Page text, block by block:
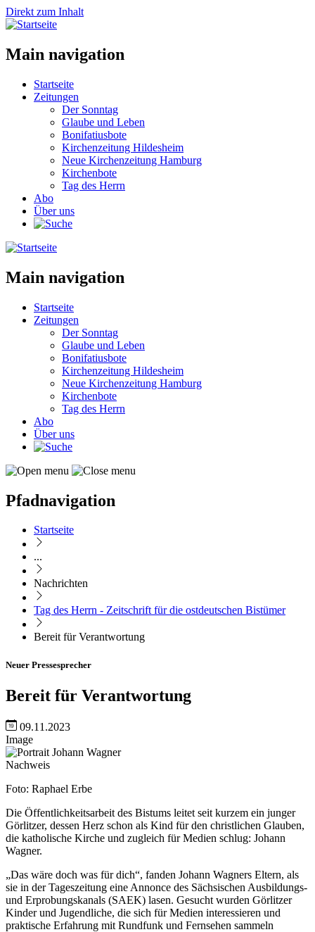
Direkt zum Inhalt
Main navigation
Startseite
Zeitungen
Der Sonntag
Glaube und Leben
Bonifatiusbote
Kirchenzeitung Hildesheim
Neue Kirchenzeitung Hamburg
Kirchenbote
Tag des Herrn
Abo
Über uns
Main navigation
Startseite
Zeitungen
Der Sonntag
Glaube und Leben
Bonifatiusbote
Kirchenzeitung Hildesheim
Neue Kirchenzeitung Hamburg
Kirchenbote
Tag des Herrn
Abo
Über uns
Pfadnavigation
Startseite
...
Nachrichten
Tag des Herrn - Zeitschrift für die ostdeutschen Bistümer
Bereit für Verantwortung
Neuer Pressesprecher
Bereit für Verantwortung
09.11.2023
Image
Nachweis
Foto: Raphael Erbe
Die Öffentlichkeitsarbeit des Bistums leitet seit kurzem ein junger
Görlitzer, dessen Herz schon als Kind für den christlichen Glauben,
die katholische Kirche und zugleich für Medien schlug: Johann
Wagner.
„Das wäre doch was für dich“, fanden Johann Wagners Eltern, als
sie in der Tageszeitung eine Annonce des Sächsischen Ausbildungs-
und Erprobungskanals (SAEK) lasen. Gesucht wurden Görlitzer
Kinder und Jugendliche, die sich für Medien interessieren und
praktische Erfahrung mit Rundfunk und Fernsehen sammeln